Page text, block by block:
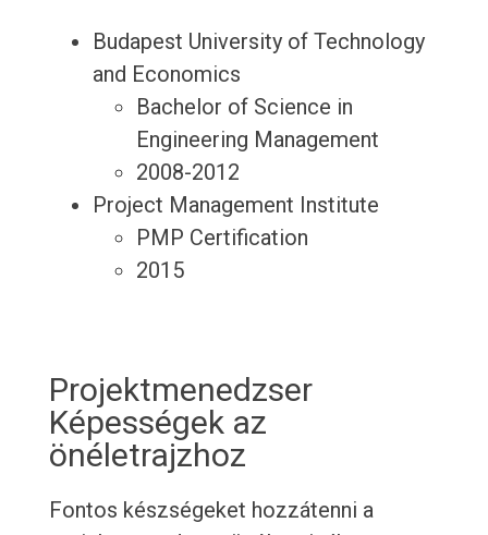
Budapest University of Technology
and Economics
Bachelor of Science in
Engineering Management
2008-2012
Project Management Institute
PMP Certification
2015
Projektmenedzser
Képességek az
önéletrajzhoz
Fontos készségeket hozzátenni a